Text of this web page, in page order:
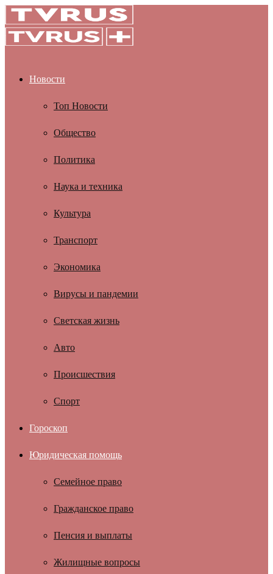
Новости
Топ Новости
Общество
Политика
Наука и техника
Культура
Транспорт
Экономика
Вирусы и пандемии
Светская жизнь
Авто
Происшествия
Спорт
Гороскоп
Юридическая помощь
Семейное право
Гражданское право
Пенсия и выплаты
Жилищные вопросы